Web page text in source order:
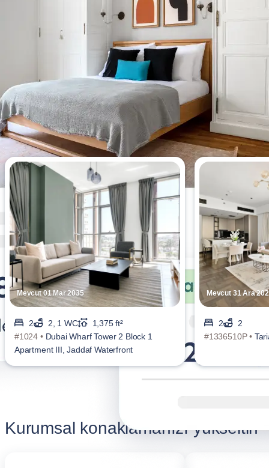
Bu hafta en çok görüntülenen 2
yatak odalı daireler.
Mevcut 01 Mar 2035
2 2, 1 WC
1,375 ft²
#1024 • Dubai Wharf Tower 2 Block 1
Apartment III, Jaddaf Waterfront
Mevcut 31 Ara
2
2
#1336510P •
Kurumsal konaklamanızı yükseltin